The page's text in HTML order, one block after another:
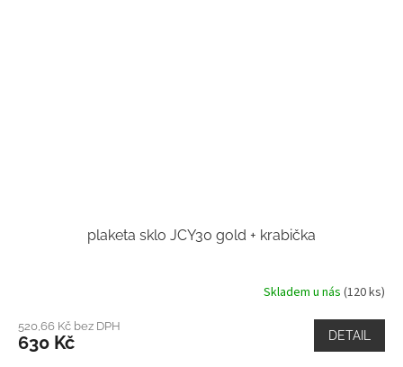
plaketa sklo JCY30 gold + krabička
Skladem u nás (120 ks)
520,66 Kč bez DPH
630 Kč DETAIL